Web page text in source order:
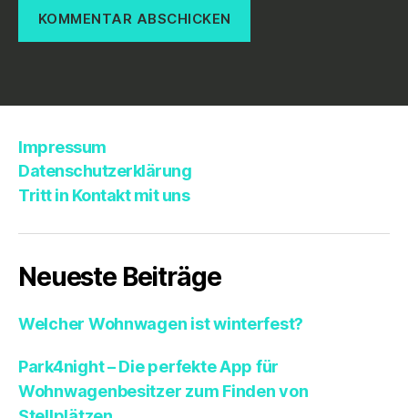
Impressum
Datenschutzerklärung
Tritt in Kontakt mit uns
Neueste Beiträge
Welcher Wohnwagen ist winterfest?
Park4night – Die perfekte App für
Wohnwagenbesitzer zum Finden von